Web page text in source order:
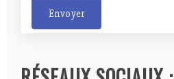
Envoyer
t